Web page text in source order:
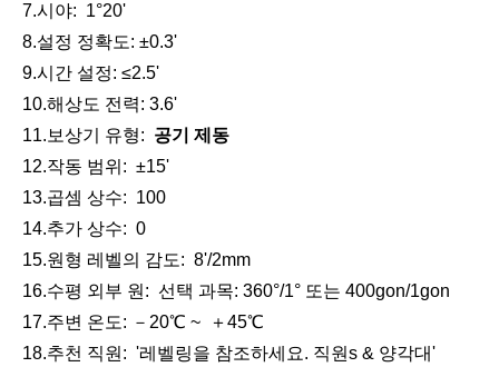
계약자 엘리베이터 삼각대(3.5m)
7.시야: 1°20'
8.설정 정확도: ±0.3'
9.시간 설정: ≤2.5'
10.해상도 전력: 3.6'
11. 보상기 유형: 공기 제동
12.작동 범위: ±15'
13.곱셈 상수: 100
14.추가 상수: 0
15.원형 레벨의 감도: 8'/2mm
16.수평 외부 원: 선택 과목: 360°/1° 또는 400gon/1gon
17.주변 온도: － 20℃ ~ ＋45℃
18.추천 직원: '레벨링을 참조하세요. 직원s & 양각대'